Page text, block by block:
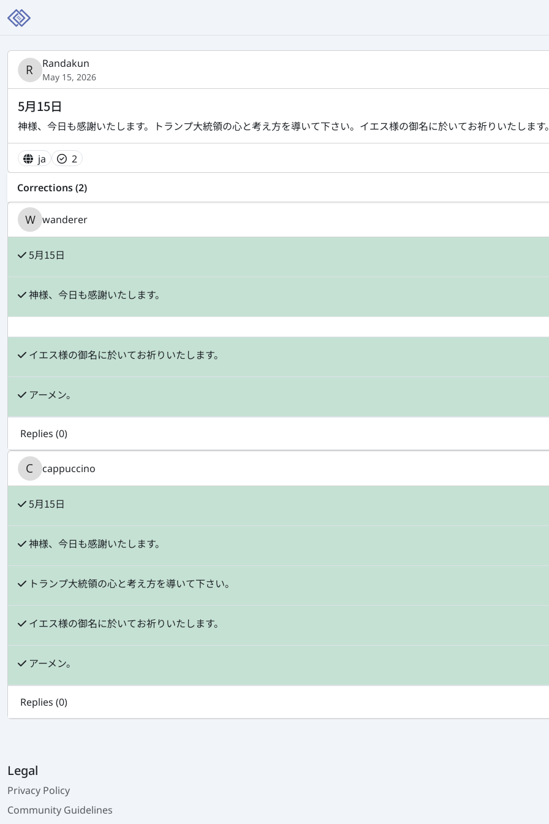
Randakun
May 15, 2026
5月15日
神様、今日も感謝いたします。トランプ大統領の心と考え方を導いて下さい。イエス様の御名に於いてお祈りいたします
ja 2
Corrections (2)
wanderer
5月15日
神様、今日も感謝いたします。
イエス様の御名に於いてお祈りいたします。
アーメン。
Replies (0)
cappuccino
5月15日
神様、今日も感謝いたします。
トランプ大統領の心と考え方を導いて下さい。
イエス様の御名に於いてお祈りいたします。
アーメン。
Replies (0)
Legal
Privacy Policy
Community Guidelines